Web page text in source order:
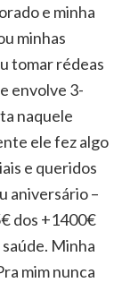
e minha
minhas
tomar rédeas
envolve 3-
naquele
ele fez algo
e queridos
aniversário –
dos +1400€
Minha
mim nunca